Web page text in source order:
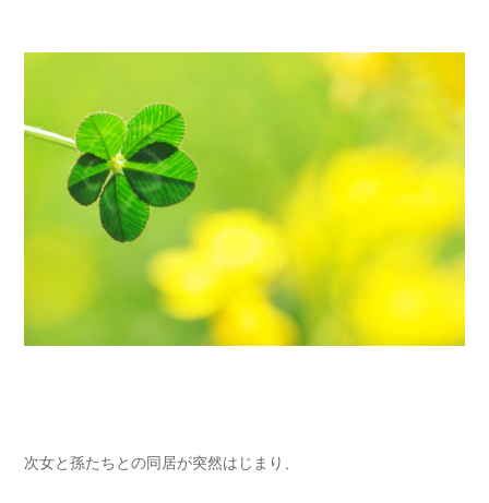
次女と孫たちとの同居が突然はじまり、